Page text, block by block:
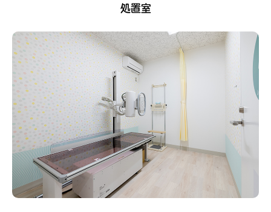
処置室